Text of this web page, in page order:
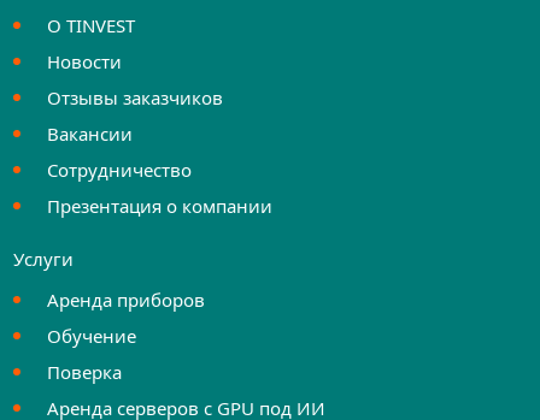
О TINVEST
Новости
Отзывы заказчиков
Вакансии
Сотрудничество
Презентация о компании
Услуги
Аренда приборов
Обучение
Поверка
Аренда серверов с GPU под ИИ